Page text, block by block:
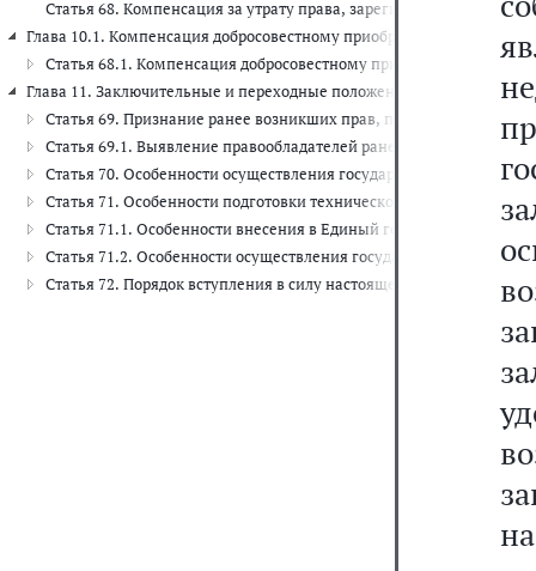
Статья 68. Компенсация за утрату права, зарегистрированного
Глава 10.1. Компенсация добросовестному приобретателю за
Статья 68.1. Компенсация добросовестному приобретателю за
Глава 11. Заключительные и переходные положения (ст.ст. 69 - 72)
Статья 69. Признание ранее возникших прав, прав,
Статья 69.1. Выявление правообладателей ранее учтенных
Статья 70. Особенности осуществления государственного
Статья 71. Особенности подготовки технического плана
Статья 71.1. Особенности внесения в Единый государственный
Статья 71.2. Особенности осуществления государственного
Статья 72. Порядок вступления в силу настоящего Федерального